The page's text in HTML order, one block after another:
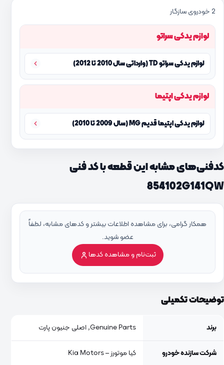
2 خودروی سازگار
لوازم یدکی سراتو
لوازم یدکی سراتو TD (وارداتی سال 2010 تا 2012)
لوازم یدکی اپتیما
لوازم یدکی اپتیما قدیم MG (سال 2009 تا 2010)
کدفنی‌های مشابه این قطعه با کد فنی
854102G141QW
همکار گرامی، برای مشاهده اطلاعات بیشتر و کدهای مشابه، لطفاً
عضو شوید.
ثبت‌نام و مشاهده کدها
توضیحات تکمیلی
برند Genuine Parts, اصلی جنیون پارت
شرکت سازنده خودرو کیا موتورز – Kia Motors